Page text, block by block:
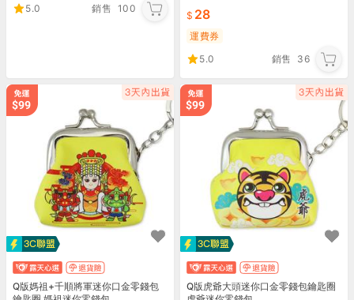
5.0
銷售 100
發】ZL7
28
運費券
5.0
銷售 36
Q版媽祖+千順將軍迷你口金零錢包
Q版虎爺大頭迷你口金零錢包鑰匙圈